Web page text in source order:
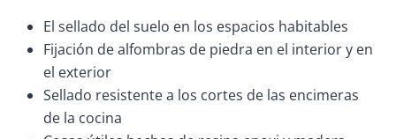
El sellado del suelo en los espacios habitables
Fijación de alfombras de piedra en el interior y en
el exterior
Sellado resistente a los cortes de las encimeras
de la cocina